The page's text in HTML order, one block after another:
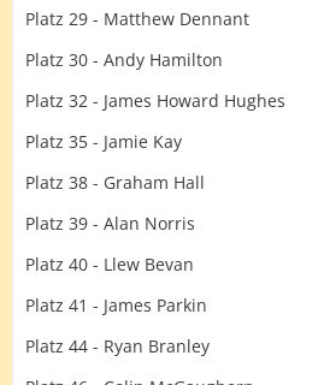
Platz 29 - Matthew Dennant
Platz 30 - Andy Hamilton
Platz 32 - James Howard Hughes
Platz 35 - Jamie Kay
Platz 38 - Graham Hall
Platz 39 - Alan Norris
Platz 40 - Llew Bevan
Platz 41 - James Parkin
Platz 44 - Ryan Branley